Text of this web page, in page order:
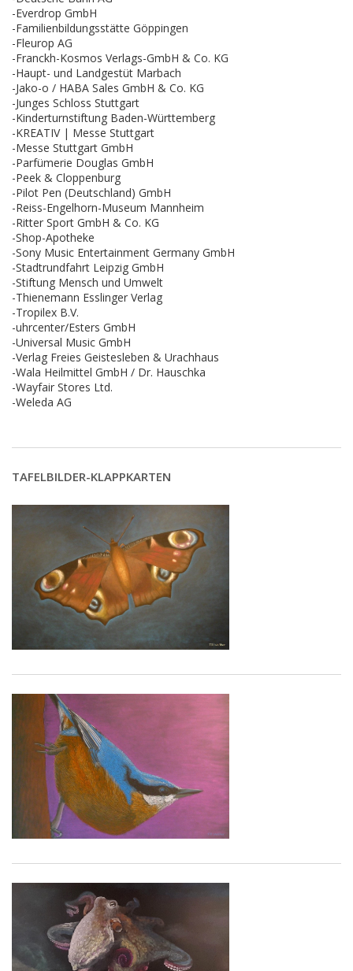
-Everdrop GmbH
-Familienbildungsstätte Göppingen
-Fleurop AG
-Franckh-Kosmos Verlags-GmbH & Co. KG
-Haupt- und Landgestüt Marbach
-Jako-o / HABA Sales GmbH & Co. KG
-Junges Schloss Stuttgart
-Kinderturnstiftung Baden-Württemberg
-KREATIV | Messe Stuttgart
-Messe Stuttgart GmbH
-Parfümerie Douglas GmbH
-Peek & Cloppenburg
-Pilot Pen (Deutschland) GmbH
-Reiss-Engelhorn-Museum Mannheim
-Ritter Sport GmbH & Co. KG
-Shop-Apotheke
-Sony Music Entertainment Germany GmbH
-Stadtrundfahrt Leipzig GmbH
-Stiftung Mensch und Umwelt
-Thienemann Esslinger Verlag
-Tropilex B.V.
-uhrcenter/Esters GmbH
-Universal Music GmbH
-Verlag Freies Geistesleben & Urachhaus
-Wala Heilmittel GmbH / Dr. Hauschka
-Wayfair Stores Ltd.
-Weleda AG
TAFELBILDER-KLAPPKARTEN